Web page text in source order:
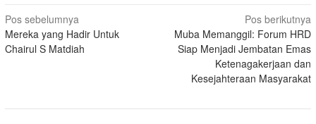
Navigasi
pos
Pos sebelumnya
Mereka yang Hadir Untuk
Chairul S Matdiah
Pos berikutnya
Muba Memanggil: Forum HRD
Siap Menjadi Jembatan Emas
Ketenagakerjaan dan
Kesejahteraan Masyarakat